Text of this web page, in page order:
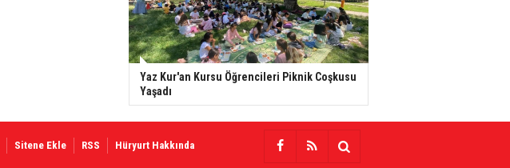
Yaz Kur'an Kursu Öğrencileri Piknik Coşkusu
Yaşadı
Sitene Ekle RSS Hüryurt Hakkında